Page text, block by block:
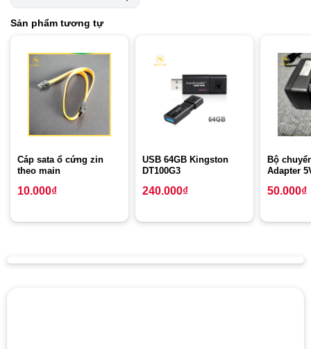
Sản phẩm tương tự
Cáp sata ổ cứng zin
theo main
10.000₫
USB 64GB Kingston
DT100G3
240.000₫
Bộ
Adapter
50.000₫